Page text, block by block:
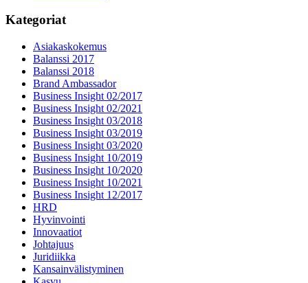
Kategoriat
Asiakaskokemus
Balanssi 2017
Balanssi 2018
Brand Ambassador
Business Insight 02/2017
Business Insight 02/2021
Business Insight 03/2018
Business Insight 03/2019
Business Insight 03/2020
Business Insight 10/2019
Business Insight 10/2020
Business Insight 10/2021
Business Insight 12/2017
HRD
Hyvinvointi
Innovaatiot
Johtajuus
Juridiikka
Kansainvälistyminen